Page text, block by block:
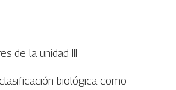
de la unidad III
biológica como